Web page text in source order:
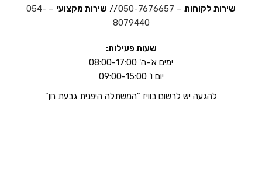
שירות לקוחות –
050-7676657
// שירות מקצועי –
054-
8079440
שעות פעילות:
ימים א'-ה' 08:00-17:00
יום ו' 09:00-15:00
להגעה יש לרשום בוויז "המשתלה היפנית גבעת חן"